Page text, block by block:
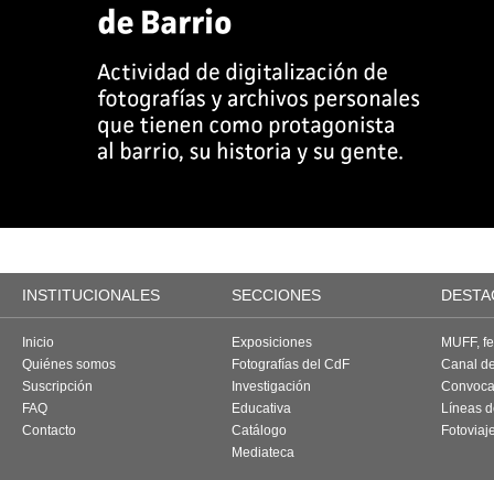
INSTITUCIONALES SECCIONES
Inicio
Quiénes somos
Suscripción
FAQ
Contacto
Exposiciones
Fotografías del CdF
Investigación
Educativa
Catálogo
Mediateca
MUFF,
Canal
Líneas